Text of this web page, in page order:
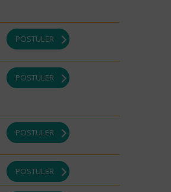
POSTULER
POSTULER
POSTULER
POSTULER